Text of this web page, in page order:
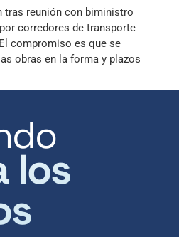
tras reunión con biministro
corredores de transporte
compromiso es que se
obras en la forma y plazos
los